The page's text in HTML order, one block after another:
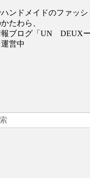
ンドメイドのファッシ
たわら、
報ブログ「UN DEUX
営中